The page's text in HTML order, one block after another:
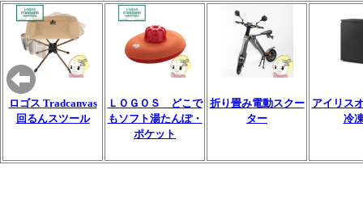
ロゴス Tradcanvas
回るんスツール
ＬＯＧＯＳ どこで
もソフト湯たんぽ・
ポケット
折り畳み電動スクー
ター
アイリス
冷